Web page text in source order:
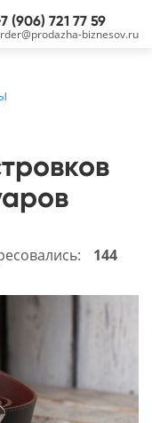
(906) 721 77 59
biznesov.ru
144